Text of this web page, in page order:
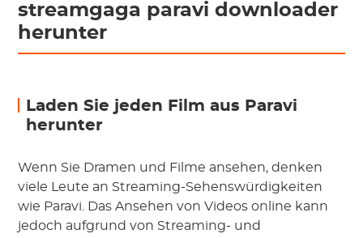
streamgaga paravi downloader
herunter
Laden Sie jeden Film aus Paravi
herunter
Wenn Sie Dramen und Filme ansehen, denken
viele Leute an Streaming-Sehenswürdigkeiten
wie Paravi. Das Ansehen von Videos online kann
jedoch aufgrund von Streaming- und